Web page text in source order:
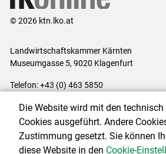
© 2026 ktn.lko.at
Landwirtschaftskammer Kärnten
Museumgasse 5, 9020 Klagenfurt
Telefon: +43 (0) 463 5850
Impressum|Kontakt|
Cookie-Einstellungen
Die Website wird mit den
Cookies ausgeführt. Andere
Zustimmung gesetzt. Sie können
diese Website in den Cookie-